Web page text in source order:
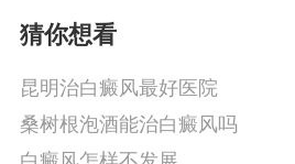
猜你想看
昆明治白癜风最好医院
桑树根泡酒能治白癜风吗